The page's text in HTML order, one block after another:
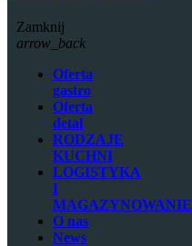
Zamknij
arrow_back
Oferta
gastro
Oferta
detal
RODZAJE
KUCHNI
LOGISTYKA
I
MAGAZYNOWANIE
O nas
News